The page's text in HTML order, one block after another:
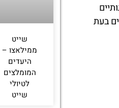
בעת
שייט
ממילאצו –
היעדים
המומלצים
לטיולי
שייט